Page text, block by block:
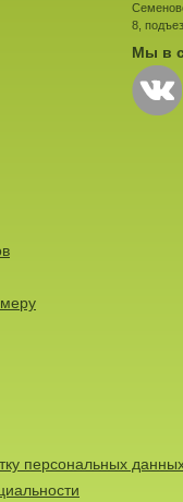
8,
Мы в
персональных